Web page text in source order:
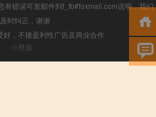
有错误可发邮件到f_fb#foxmail.com说明，我们
时纠正，谢谢
好，不接盈利性广告及商业合作
小男孩